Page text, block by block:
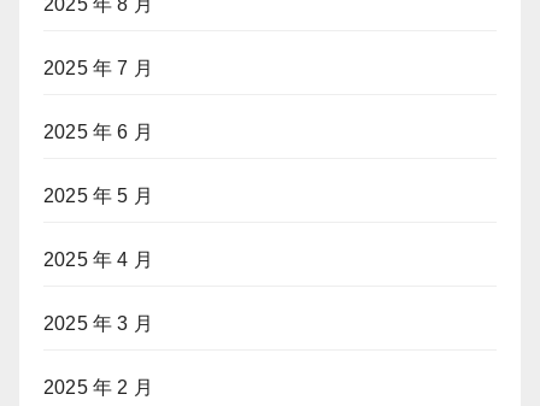
2025 年 8 月
2025 年 7 月
2025 年 6 月
2025 年 5 月
2025 年 4 月
2025 年 3 月
2025 年 2 月